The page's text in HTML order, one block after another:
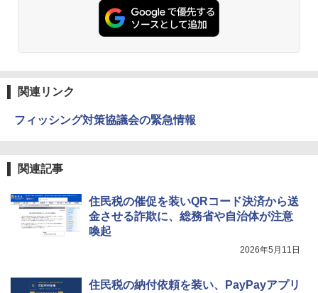
関連リンク
フィッシング対策協議会の緊急情報
関連記事
住民税の催促を装いQRコード決済から送
金させる詐欺に、総務省や自治体が注意
喚起
2026年5月11日
住民税の納付依頼を装い、PayPayアプリ